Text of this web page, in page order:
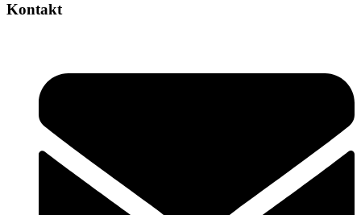
Kontakt